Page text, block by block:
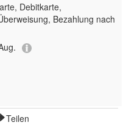
Debitkarte,
Bezahlung nach
Teilen